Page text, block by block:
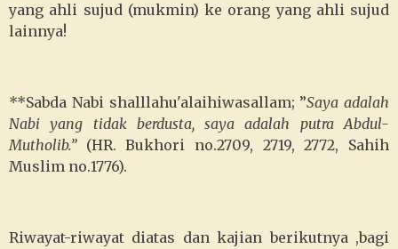
yang ahli sujud (mukmin) ke orang yang ahli sujud
lainnya!
**Sabda Nabi shalllahu'alaihiwasallam; ”Saya adalah
Nabi yang tidak berdusta, saya adalah putra Abdul-
Mutholib.”(HR. Bukhori no.2709, 2719, 2772, Sahih
Muslim no.1776).
Riwayat-riwayat diatas dan kajian berikutnya ,bagi